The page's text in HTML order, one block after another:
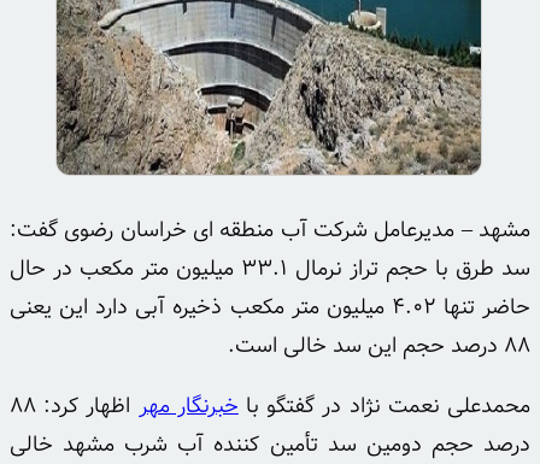
مشهد – مدیرعامل شرکت آب منطقه ای خراسان رضوی گفت:
سد طرق با حجم تراز نرمال ۳۳.۱ میلیون متر مکعب در حال
حاضر تنها ۴.۰۲ میلیون متر مکعب ذخیره آبی دارد این یعنی
۸۸ درصد حجم این سد خالی است.
محمدعلی نعمت نژاد در گفتگو باخبرنگار مهر
اظهار کرد: ۸۸
درصد حجم دومین سد تأمین کننده آب شرب مشهد خالی